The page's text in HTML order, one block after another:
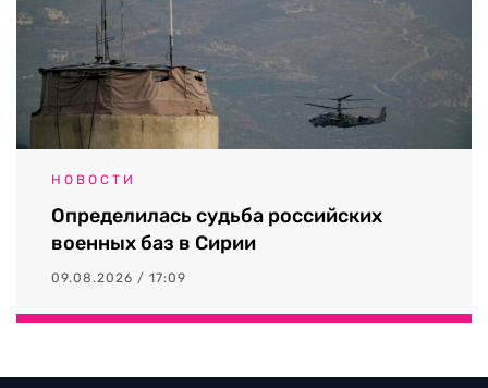
НОВОСТИ
Определилась судьба российских
военных баз в Сирии
09.08.2026 / 17:09